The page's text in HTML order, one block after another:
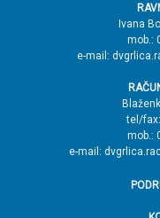
Ivana
mob.:
e-mail:
tel/
mob.:
e-mail: